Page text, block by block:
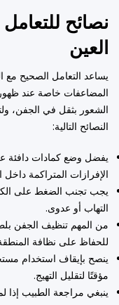
نصائح
العين
يساعد التعامل الصحيح
المضاعفات خاصة عند ظهور
الشعور بثقل في الجفن،
النصائح التالية:
يفضل وضع كمادات دافئة
الإفرازات المتراكمة داخل
يجب تجنب الضغط على
التهاب أو عدوى.
من المهم تنظيف الجفن
للحفاظ على نظافة
ينصح بإيقاف استخدام
مؤقتًا لتقليل التهيج.
ينبغي مراجعة الطبيب إذا